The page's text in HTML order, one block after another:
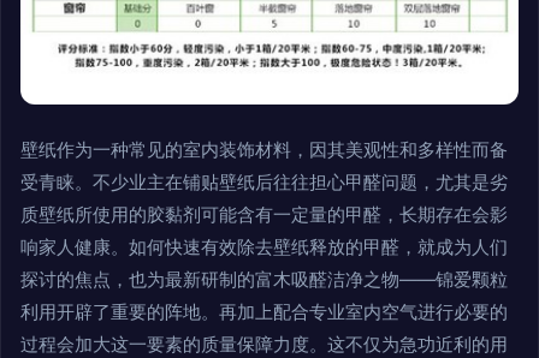
壁纸作为一种常见的室内装饰材料，因其美观性和多样性而备
受青睐。不少业主在铺贴壁纸后往往担心甲醛问题，尤其是劣
质壁纸所使用的胶黏剂可能含有一定量的甲醛，长期存在会影
响家人健康。如何快速有效除去壁纸释放的甲醛，就成为人们
探讨的焦点，也为最新研制的富木吸醛洁净之物——锦爱颗粒
利用开辟了重要的阵地。再加上配合专业室内空气进行必要的
过程会加大这一要素的质量保障力度。这不仅为急功近利的用